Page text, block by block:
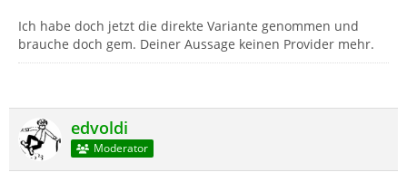
Ich habe doch jetzt die direkte Variante genommen und
brauche doch gem. Deiner Aussage keinen Provider mehr.
edvoldi
Moderator